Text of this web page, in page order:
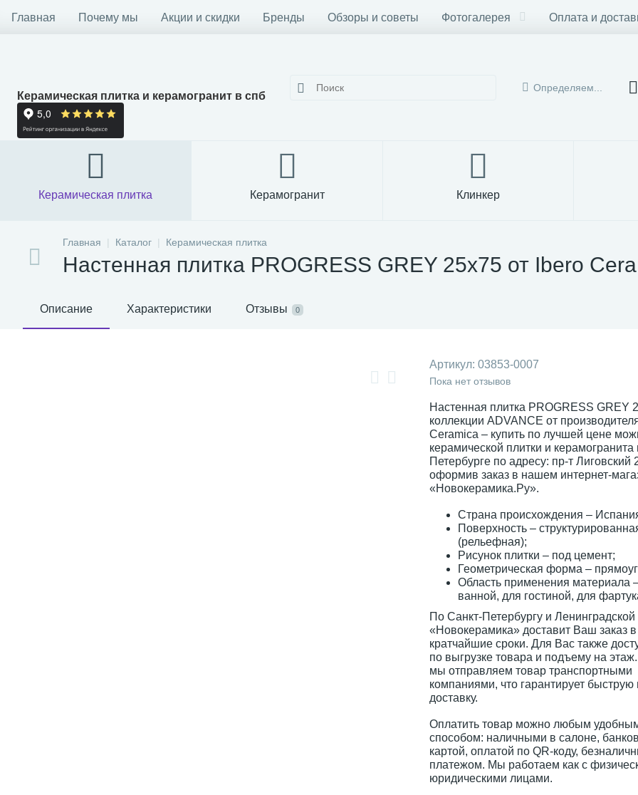
Главная Почему мы Акции и скидки Бренды Обзоры и советы Фотогалерея Оплата и
Керамическая плитка и керамогранит в спб
Определяем...
Керамическая плитка Керамогранит Клинкер
Главная Каталог Керамическая плитка
Настенная плитка PROGRESS GREY 25x75 от Ibero
Описание Характеристики Отзывы 0
Артикул: 03853-0007
Пока нет отзывов
Настенная плитка PROGRESS GREY
коллекции ADVANCE от
Ceramica – купить по лучшей цене
керамической плитки и керамогранита
Петербурге по адресу: пр-т Лиговский
оформив заказ в нашем интернет-
«Новокерамика.Ру».
Страна происхождения –
Поверхность –
(рельефная);
Рисунок плитки – под цемент;
Геометрическая форма –
Область применения материала
ванной, для гостиной, для
По Санкт-Петербургу и Ленинградской
«Новокерамика» доставит Ваш заказ в
кратчайшие сроки. Для Вас также
по выгрузке товара и подъему на
мы отправляем товар транспортными
компаниями, что гарантирует
доставку.
Оплатить товар можно любым
способом: наличными в салоне,
картой, оплатой по QR-коду,
платежом. Мы работаем как с
юридическими лицами.